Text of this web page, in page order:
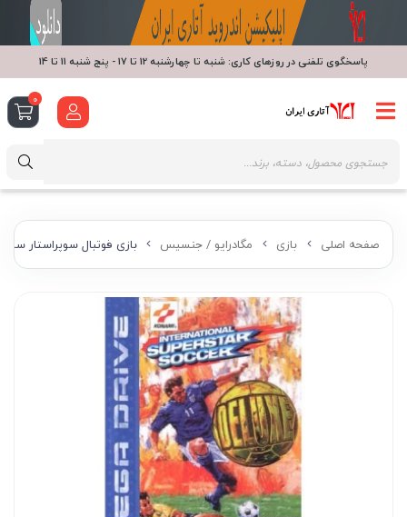
صفحه اصلی بازی مگادرایو / جنسیس بازی فوتبال سوپراستار
پاسخگوی تلفنی در روزهای کاری: شنبه تا چهارشنبه 12 تا 17 - پنج شنبه 11 تا 14
0